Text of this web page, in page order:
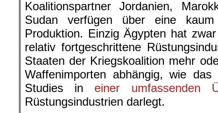
Koalitionspartner Jordanien,
Sudan verfügen über eine kaum
Produktion. Einzig Ägypten hat
relativ fortgeschrittene
Staaten der Kriegskoalition mehr
Waffenimporten abhängig, wie
Studies in einer umfassenden
Rüstungsindustrien darlegt.